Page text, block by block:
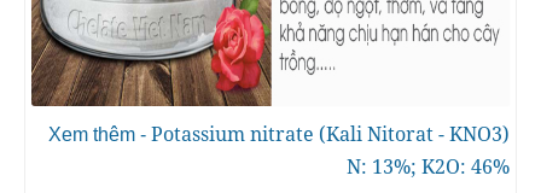
Xem thêm - Potassium nitrate (Kali Nitorat - KNO3)
N: 13%; K2O: 46%